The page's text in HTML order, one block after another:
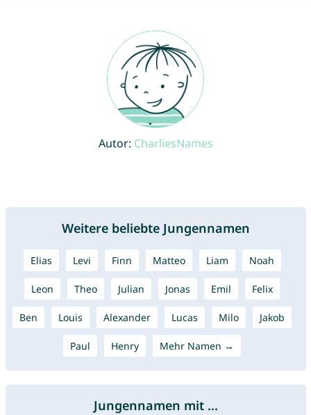
Autor: CharliesNames
Weitere beliebte Jungennamen
Elias Levi Finn Matteo Liam Noah
Leon Theo Julian Jonas Emil Felix
Ben Louis Alexander Lucas Milo Jakob
Paul Henry Mehr Namen →
Jungennamen mit ...